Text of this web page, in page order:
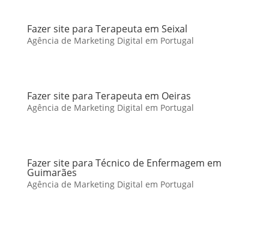
Fazer site para Terapeuta em Seixal
Agência de Marketing Digital em Portugal
Fazer site para Terapeuta em Oeiras
Agência de Marketing Digital em Portugal
Fazer site para Técnico de Enfermagem em
Guimarães
Agência de Marketing Digital em Portugal